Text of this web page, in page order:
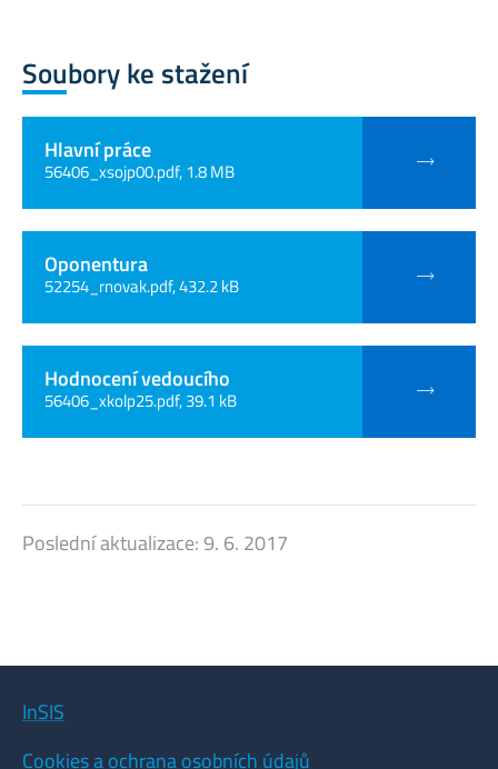
Soubory ke stažení
Hlavní práce
56406_xsojp00.pdf, 1.8 MB
Oponentura
52254_rnovak.pdf, 432.2 kB
Hodnocení vedoucího
56406_xkolp25.pdf, 39.1 kB
Poslední aktualizace:9. 6. 2017
InSIS
Cookies a ochrana osobních údajů